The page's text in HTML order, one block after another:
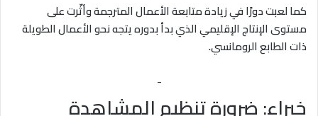
كما لعبت دورًا في زيادة متابعة الأعمال المترجمة وأثّرت على
مستوى الإنتاج الإقليمي الذي بدأ بدوره يتجه نحو الأعمال الطويلة
ذات الطابع الرومانسي.
-
خبراء: ضرورة تنظيم المشاهدة